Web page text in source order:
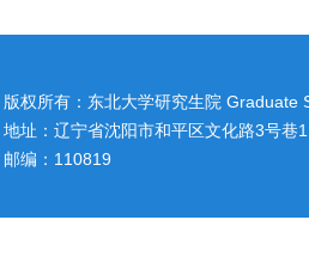
版权所有：东北大学研究生院
地址：辽宁省沈阳市和平区文化路3号巷
邮编：110819